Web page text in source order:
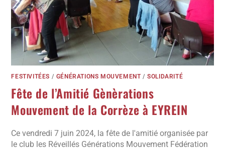
FESTIVITÉES / GÉNÉRATIONS MOUVEMENT/SOLIDARITÉ
Fête de l’Amitié Gènèrations
Mouvement de la Corrèze à EYREIN
Ce vendredi 7 juin 2024, la fête de l'amitié organisée par
le club les Réveillés Générations Mouvement Fédération